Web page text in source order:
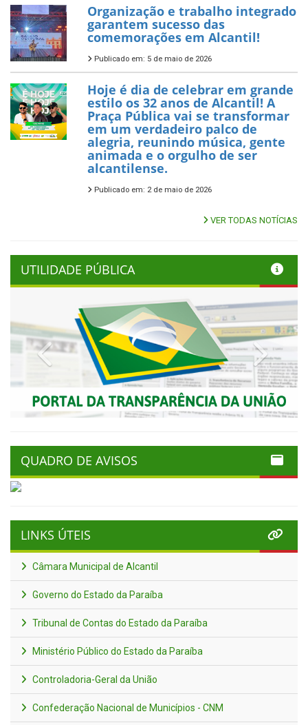
Organização e trabalho integrado
garantem sucesso das
comemorações em Alcantil!
Publicado em: 5 de maio de 2026
Hoje é dia de celebrar em grande
estilo os 32 anos de Alcantil! A
Praça Pública vai se transformar
em um verdadeiro palco de
alegria, reunindo música, gente
animada e o orgulho de ser
alcantilense.
Publicado em: 2 de maio de 2026
VER TODAS NOTÍCIAS
UTILIDADE PÚBLICA
Previous Next
QUADRO DE AVISOS
LINKS ÚTEIS
Câmara Municipal de Alcantil
Governo do Estado da Paraíba
Tribunal de Contas do Estado da Paraíba
Ministério Público do Estado da Paraíba
Controladoria-Geral da União
Confederação Nacional de Municípios - CNM